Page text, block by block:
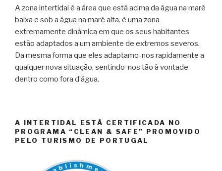
A zona intertidal é a área que está acima da água na maré
baixa e sob a água na maré alta. è uma zona
extremamente dinâmica em que os seus habitantes
estão adaptados a um ambiente de extremos severos.
Da mesma forma que eles adaptamo-nos rapidamente a
qualquer nova situação, sentindo-nos tão à vontade
dentro como fora d’água.
A INTERTIDAL ESTÁ CERTIFICADA NO
PROGRAMA “CLEAN & SAFE” PROMOVIDO
PELO TURISMO DE PORTUGAL